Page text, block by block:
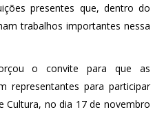
presentes que, dentro do
trabalhos importantes nessa
o convite para que as
representantes para participar
Cultura, no dia 17 de novembro